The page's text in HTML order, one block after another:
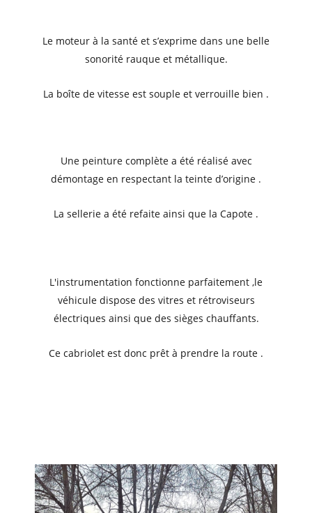
Le moteur à la santé et s’exprime dans une belle
sonorité rauque et métallique.
La boîte de vitesse est souple et verrouille bien .
Une peinture complète a été réalisé avec
démontage en respectant la teinte d’origine .
La sellerie a été refaite ainsi que la Capote .
L'instrumentation fonctionne parfaitement ,le
véhicule dispose des vitres et rétroviseurs
électriques ainsi que des sièges chauffants.
Ce cabriolet est donc prêt à prendre la route .